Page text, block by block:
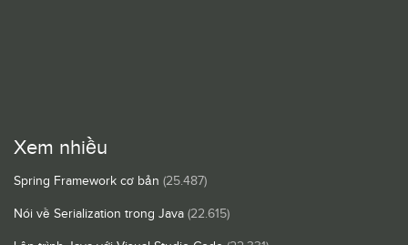
Xem nhiều
Spring Framework cơ bản (25.487)
Nói về Serialization trong Java (22.615)